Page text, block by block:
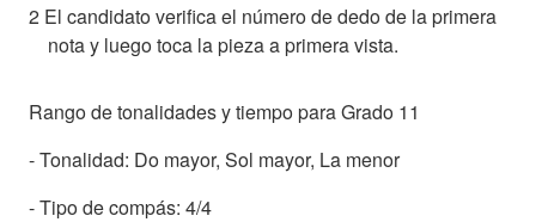
2 El candidato verifica el número de dedo de la primera
nota y luego toca la pieza a primera vista.
Rango de tonalidades y tiempo para Grado 11
- Tonalidad: Do mayor, Sol mayor, La menor
- Tipo de compás: 4/4